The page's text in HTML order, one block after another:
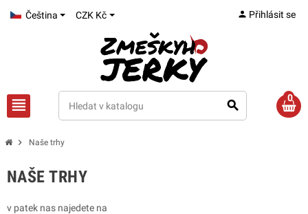
Čeština CZK Kč
view_headline search
person Přihlásit se
0
chevron_right Naše trhy
NAŠE TRHY
v patek nas najedete na